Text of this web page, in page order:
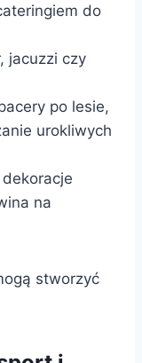
do
jacuzzi czy
po lesie,
urokliwych
na
stworzyć